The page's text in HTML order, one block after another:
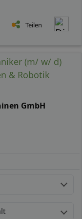
Teilen
(m/ w/ d)
& Robotik
GmbH